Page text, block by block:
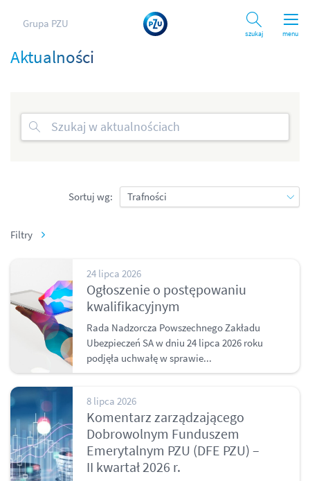
menu
Grupa PZU
Szukaj
Aktualności
Sortuj wg:
Filtry
24 lipca 2026
Ogłoszenie o postępowaniu
kwalifikacyjnym
Rada Nadzorcza Powszechnego Zakładu
Ubezpieczeń SA w dniu 24 lipca 2026 roku
podjęła uchwałę w sprawie...
8 lipca 2026
Komentarz zarządzającego
Dobrowolnym Funduszem
Emerytalnym PZU (DFE PZU) –
II kwartał 2026 r.